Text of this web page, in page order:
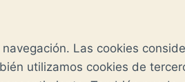
Las cookies
utilizamos cookies de